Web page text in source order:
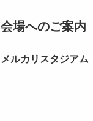
会場へのご案内
メルカリスタジアム